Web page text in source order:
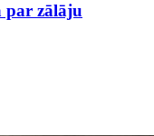
par zālāju